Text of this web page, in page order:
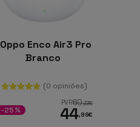
Oppo Enco Air3 Pro
Branco
(0 opiniões)
PVR60,33€
44,99€
-25%